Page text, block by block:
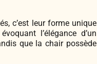
c’est leur forme unique
l’élégance d’un
que la chair possède